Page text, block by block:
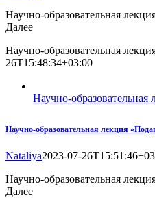
Научно-образовательная
Далее
Научно-образовательная
26T15:48:34+03:00
Научно-образовательная
Научно-образовательная лекция
Nataliya2023-07-
Научно-образовательная
Далее